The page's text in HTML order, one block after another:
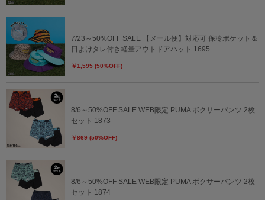
7/23～50%OFF SALE 【メール便】対応可 保冷ポケット＆
日よけタレ付き軽量アウトドアハット 1695
￥1,595 (50%OFF)
8/6～50%OFF SALE WEB限定 PUMA ボクサーパンツ 2枚
セット 1873
￥869 (50%OFF)
8/6～50%OFF SALE WEB限定 PUMA ボクサーパンツ 2枚
セット 1874